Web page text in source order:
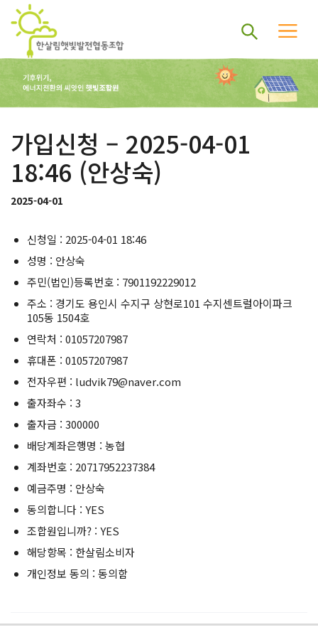
가입신청 – 2025-04-01
18:46 (안상숙)
2025-04-01
신청일 : 2025-04-01 18:46
성명 : 안상숙
주민(법인)등록번호 : 7901192229012
주소 : 경기도 용인시 수지구 상현로101 수지센트럴아이파크
105동 1504호
연락처 : 01057207987
휴대폰 : 01057207987
전자우편 : ludvik79@naver.com
출자좌수 : 3
출자금 : 300000
배당계좌은행명 : 농협
계좌번호 : 20717952237384
예금주명 : 안상숙
동의합니다 : YES
조합원입니까? : YES
해당항목 : 한살림소비자
개인정보 동의 : 동의함